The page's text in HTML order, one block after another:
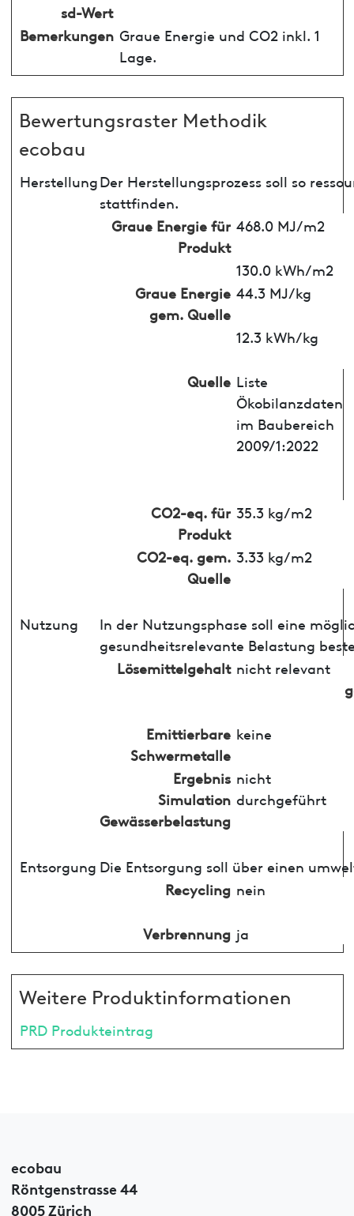
sd-Wert
Bemerkungen Graue Energie und CO2 inkl. 1
Lage.
Bewertungsraster Methodik
ecobau
HerstellungDer Herstellungsprozess soll so
stattfinden.
Graue Energie für
Produkt
468.0 MJ/m2
130.0 kWh/m2
Graue Energie
gem. Quelle
44.3 MJ/kg
12.3 kWh/kg
Quelle Liste
Ökobilanzdaten
im Baubereich
2009/1:2022
CO2-eq. für
Produkt
35.3 kg/m2
CO2-eq. gem.
Quelle
3.33 kg/m2
Nutzung
In der Nutzungsphase soll eine
gesundheitsrelevante Belastung
Lösemittelgehalt nicht relevant
Emittierbare
Schwermetalle
keine
Ergebnis
Simulation
Gewässerbelastung
nicht
durchgeführt
Entsorgung Die Entsorgung soll über einen
Recycling nein
Verbrennung ja
Weitere Produktinformationen
PRD Produkteintrag
ecobau
Röntgenstrasse 44
8005 Zürich